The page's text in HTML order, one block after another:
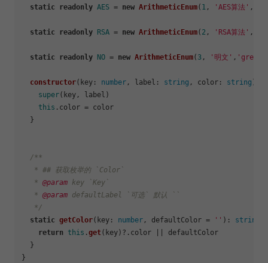
static readonly AES = new ArithmeticEnum( 1 , 'AES算法' ,
static readonly RSA = new ArithmeticEnum( 2 , 'RSA算法' ,
static readonly NO = new ArithmeticEnum( 3 , '明文' , 'green'
constructor( key: number , label: string , color: string
super(key, label)
this . color = color
  }
/**
   * ## 获取枚举的 `Color`
   *
@param key `Key`
   *
@param defaultLabel `可选` 默认 ``
   */
static getColor( key : number , defaultColor = '' ): string
return this .get(key)?. color || defaultColor
  }
}